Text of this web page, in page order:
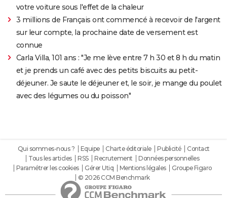
votre voiture sous l'effet de la chaleur
3 millions de Français ont commencé à recevoir de l'argent
sur leur compte, la prochaine date de versement est
connue
Carla Villa, 101 ans : "Je me lève entre 7 h 30 et 8 h du matin
et je prends un café avec des petits biscuits au petit-
déjeuner. Je saute le déjeuner et, le soir, je mange du poulet
avec des légumes ou du poisson"
Qui sommes-nous ? Equipe Charte éditoriale Publicité
Contact
Tous les articles
RSS Recrutement
Données personnelles
Paramétrer les cookies
Gérer Utiq Mentions légales
Groupe Figaro
© 2026 CCM Benchmark